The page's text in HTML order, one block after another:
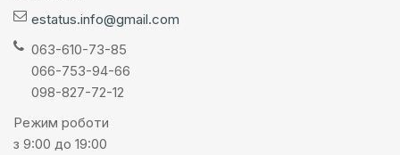
estatus.info@gmail.com
063-610-73-85
066-753-94-66
098-827-72-12
Режим роботи
з 9:00 до 19:00